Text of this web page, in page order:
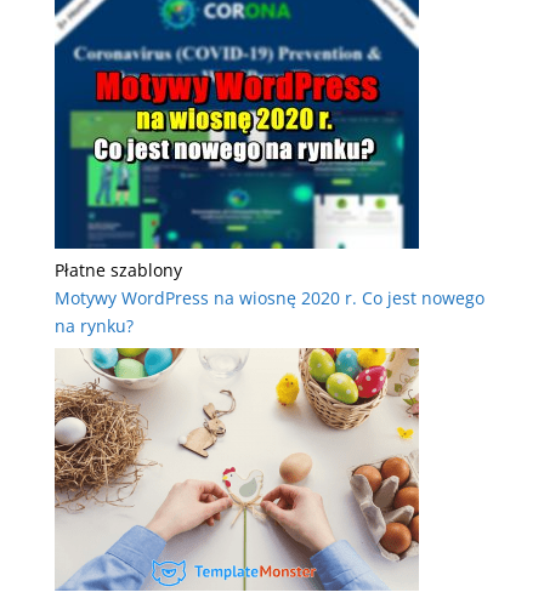
Płatne szablony
Motywy WordPress na wiosnę 2020 r. Co jest nowego
na rynku?